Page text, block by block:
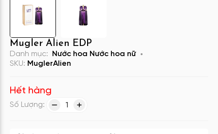
Mugler Alien EDP
Danh mục: Nước hoa Nước hoa nữ
SKU: MuglerAlien
Hết hàng
Số Lượng: 1